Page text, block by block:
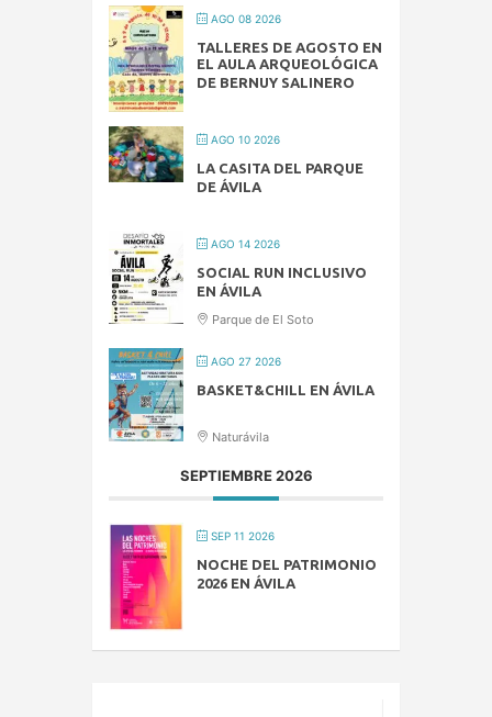
AGO 08 2026
TALLERES DE AGOSTO EN
EL AULA ARQUEOLÓGICA
DE BERNUY SALINERO
AGO 10 2026
LA CASITA DEL PARQUE
DE ÁVILA
AGO 14 2026
SOCIAL RUN INCLUSIVO
EN ÁVILA
Parque de El Soto
AGO 27 2026
BASKET&CHILL EN ÁVILA
Naturávila
SEPTIEMBRE 2026
SEP 11 2026
NOCHE DEL PATRIMONIO
2026 EN ÁVILA